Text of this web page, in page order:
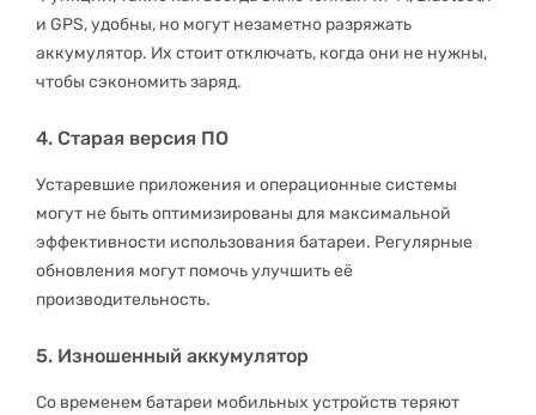
и GPS, удобны, но могут незаметно разряжать
аккумулятор. Их стоит отключать, когда они не нужны,
чтобы сэкономить заряд.
4. Старая версия ПО
Устаревшие приложения и операционные системы
могут не быть оптимизированы для максимальной
эффективности использования батареи. Регулярные
обновления могут помочь улучшить её
производительность.
5. Изношенный аккумулятор
Со временем батареи мобильных устройств теряют